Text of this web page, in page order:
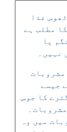
غذا
مطلب ہے
یا
نہیں۔
مشروبات
جیسے
کا جوس
میں وہ